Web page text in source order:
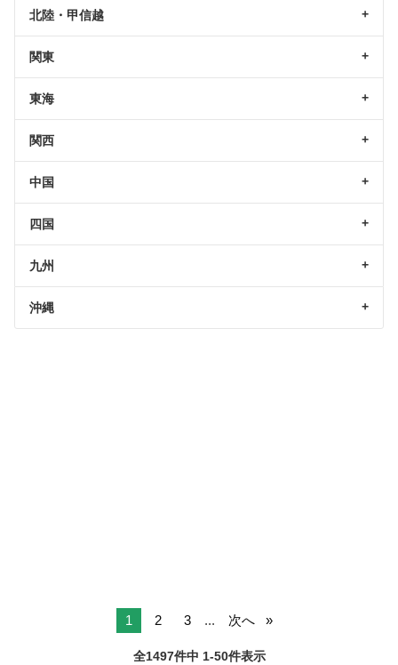
北陸・甲信越
関東
東海
関西
中国
四国
九州
沖縄
1 2 3 ... 次へ
全1497件中 1-50件表示